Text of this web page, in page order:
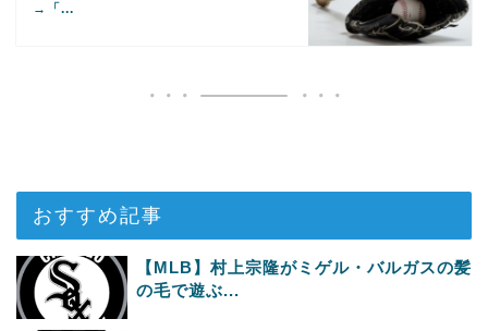
→「...
おすすめ記事
【MLB】村上宗隆がミゲル・バルガスの髪
の毛で遊ぶ...